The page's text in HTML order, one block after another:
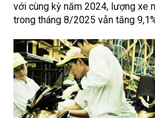
với cùng kỳ năm 2024, lượng xe
trong tháng 8/2025 vẫn tăng